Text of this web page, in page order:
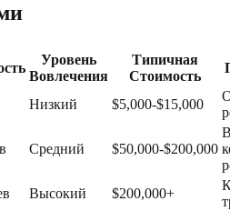
Уровень
Вовлечения
Типичная
Стоимость
Низкий $5,000-$15,000
Средний $50,000-$200,000
Высокий $200,000+